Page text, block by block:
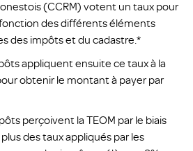
(CCRM) votent un taux pour
des différents éléments
des impôts et du cadastre.*
appliquent ensuite ce taux à la
obtenir le montant à payer par
perçoivent la TEOM par le biais
des taux appliqués par les